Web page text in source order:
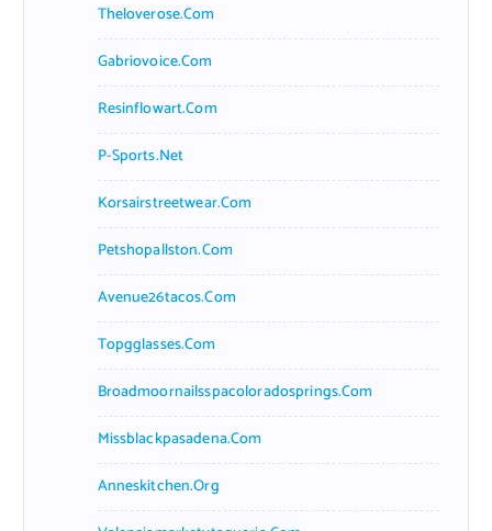
Theloverose.com
Gabriovoice.com
Resinflowart.com
P-Sports.net
Korsairstreetwear.com
Petshopallston.com
Avenue26tacos.com
Topgglasses.com
Broadmoornailsspacoloradosprings.com
Missblackpasadena.com
Anneskitchen.org